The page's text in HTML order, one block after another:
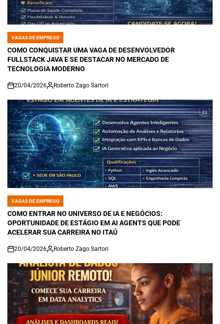
POSTED
IN
VAGAS DE EMPREGO
COMO CONQUISTAR UMA VAGA DE DESENVOLVEDOR
FULLSTACK JAVA E SE DESTACAR NO MERCADO DE
TECNOLOGIA MODERNO
on
20/04/2026 Roberto Zago Sartori
POSTED
IN
VAGAS DE EMPREGO
COMO ENTRAR NO UNIVERSO DE IA E NEGÓCIOS:
OPORTUNIDADE DE ESTÁGIO EM AI AGENTS QUE PODE
ACELERAR SUA CARREIRA NO ITAÚ
on
20/04/2026 Roberto Zago Sartori